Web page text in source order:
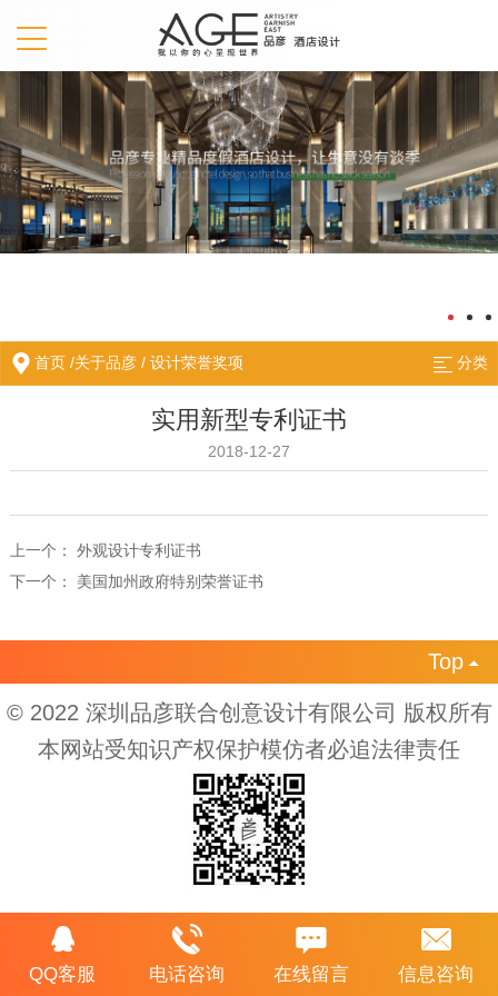
首页 /关于品彦 /设计荣誉奖项 分类
实用新型专利证书
2018-12-27
上一个： 外观设计专利证书
下一个： 美国加州政府特别荣誉证书
Top
© 2022 深圳品彦联合创意设计有限公司 版权所有
本网站受知识产权保护模仿者必追法律责任
QQ客服 电话咨询 在线留言 信息咨询